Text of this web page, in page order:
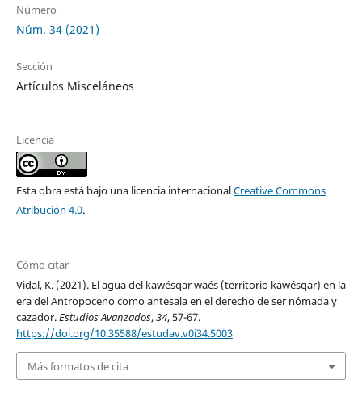
Número
Núm. 34 (2021)
Sección
Artículos Misceláneos
Licencia
Esta obra está bajo una licencia internacionalCreative Commons
Atribución 4.0.
Cómo citar
Vidal, K. (2021). El agua del kawésqar waés (territorio kawésqar) en la
era del Antropoceno como antesala en el derecho de ser nómada y
cazador.Estudios Avanzados,34, 57-67.
https://doi.org/10.35588/estudav.v0i34.5003
Más formatos de cita